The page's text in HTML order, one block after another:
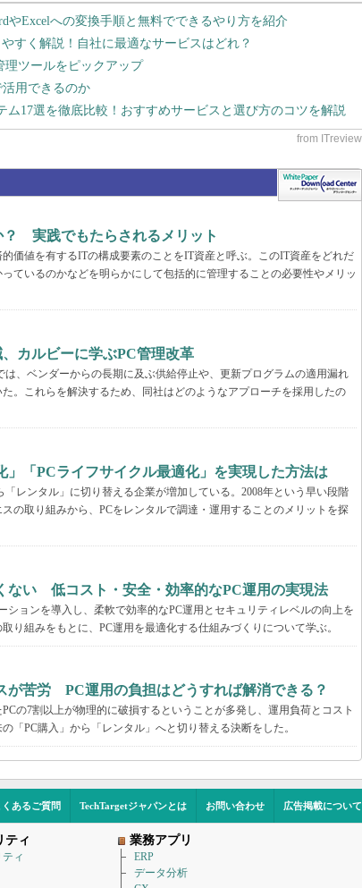
やExcelへの変換手順と無料でできるやり方を紹介
すく解説！自社に最適なサービスはどれ？
理ツールをピックアップ
活用できるのか
ム17選を徹底比較！おすすめサービスと選び方のコツを解説
？ 実践でもたらされるメリット
価値を有するITの構成要素のことをIT資産と呼ぶ。このIT資産をどれだ
ているのかなどを明らかにして包括的に管理することの必要性やメリッ
カルビーに学ぶPC管理改革
は、ベンダーからの長期に及ぶ供給停止や、更新プログラムの適用漏れ
。これらを解決するため、同社はどのようなアプローチを採用したの
」「PCライフサイクル最適化」を実現した方法は
レンタル」に切り替える企業が増加している。2008年という早い段階
の取り組みから、PCをレンタルで調達・運用することのメリットを探
ない 低コスト・安全・効率的なPC運用の実現法
ションを導入し、柔軟で効率的なPC運用とセキュリティレベルの向上を
り組みをもとに、PC運用を最適化する仕組みづくりについて学ぶ。
が苦労 PC運用の負担はどうすれば解消できる？
の7割以上が物理的に破損するということが多発し、運用負荷とコスト
「PC購入」から「レンタル」へと切り替える決断をした。
くあるご質問 TechTargetジャパンとは お問い合わせ 広告掲載について
ティ
ィ
業務アプリ
ERP
データ分析